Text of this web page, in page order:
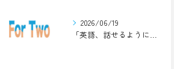
2026/06/19
「英語、話せるようになりたい」中学生・高校生のためのZoomレッスン